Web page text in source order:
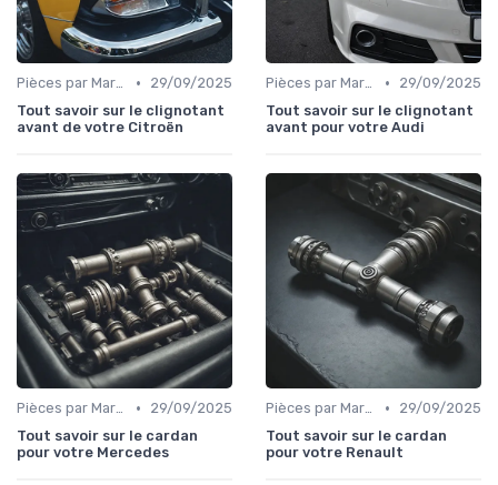
Pièces par Marque de Voiture •
29/09/2025
Tout savoir sur le clignotant
avant de votre Citroën
Pièces par Marque de Voiture •
29/09/2025
Tout savoir sur le clignotant
avant pour votre Audi
Pièces par Marque de Voiture •
29/09/2025
Tout savoir sur le cardan
pour votre Mercedes
Pièces par Marque de Voiture •
29/09/2025
Tout savoir sur le cardan
pour votre Renault